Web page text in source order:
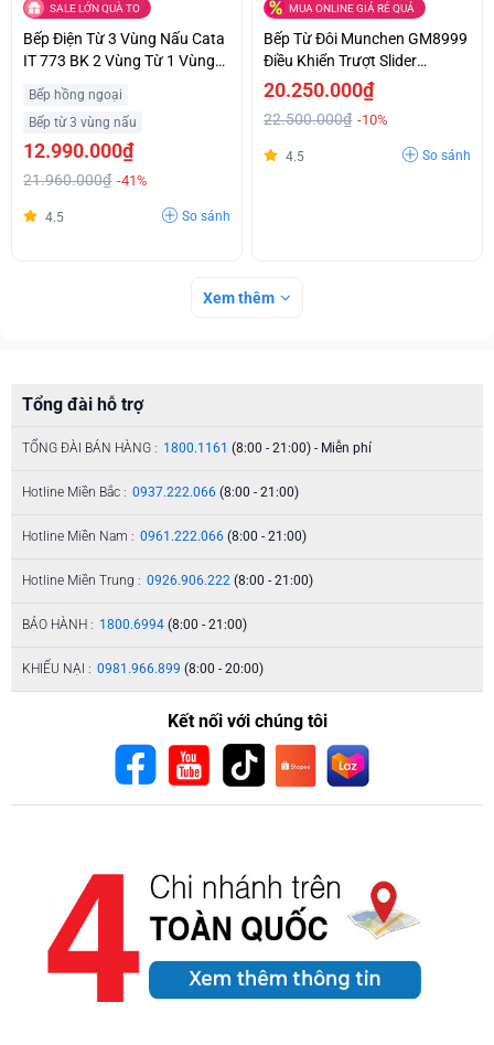
SALE LỚN QUÀ TO
Bếp Điện Từ 3 Vùng Nấu Cata
IT 773 BK 2 Vùng Từ 1 Vùng
Bếp hồng ngoại
Bếp từ 3 vùng nấu
12.990.000₫
21.960.000₫ -41%
4.5 So sánh
MUA ONLINE GIÁ RẺ QUÁ
Bếp Từ Đôi Munchen GM8999
Điều Khiển Trượt Slider
Control Siêu Ưu Đãi
20.250.000₫
22.500.000₫ -10%
4.5 So sánh
Xem thêm
Tổng đài hỗ trợ
TỔNG ĐÀI BÁN HÀNG : 1800.1161 (8:00 - 21:00) - Miễn phí
Hotline Miền Bắc : 0937.222.066 (8:00 - 21:00)
Hotline Miền Nam : 0961.222.066 (8:00 - 21:00)
Hotline Miền Trung : 0926.906.222 (8:00 - 21:00)
BẢO HÀNH : 1800.6994 (8:00 - 21:00)
KHIẾU NẠI : 0981.966.899 (8:00 - 20:00)
Kết nối với chúng tôi